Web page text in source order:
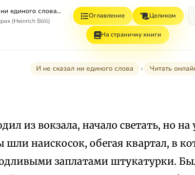
единого слова...
(Heinrich Böll)
Оглавление Целиком
На страничку книги
И не сказал ни единого слова Читать
из вокзала, начало светать, но
наискосок, обегая квартал, в
заплатами штукатурки.